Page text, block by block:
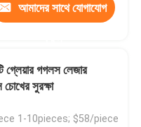
আমাদের সাথে যোগাযোগ
গ্লেয়ার গগলস লেজার
সুরক্ষা
1-10pieces; $58/piece